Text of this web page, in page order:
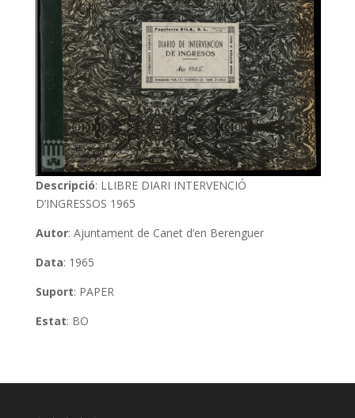
Descripció: LLIBRE DIARI INTERVENCIÓ
D’INGRESSOS 1965
Autor: Ajuntament de Canet d’en Berenguer
Data: 1965
Suport: PAPER
Estat: BO